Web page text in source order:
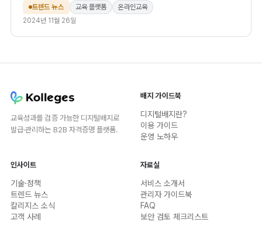
께 칼리지스 같은 올인원 플랫폼으로 쉽게 강의 환경을 구축하는 방
법을 안내합니다.
트렌드 뉴스 교육 플랫폼
온라인교육
2024년 11월 26일
교육성과를 검증 가능한 디지털배지로
발급·관리하는 B2B 자격증명 플랫폼.
배지 가이드북
디지털배지란?
이용 가이드
운영 노하우
인사이트
기술·정책
트렌드 뉴스
칼리지스 소식
고객 사례
자료실
서비스 소개서
관리자 가이드북
FAQ
보안 검토 체크리스트